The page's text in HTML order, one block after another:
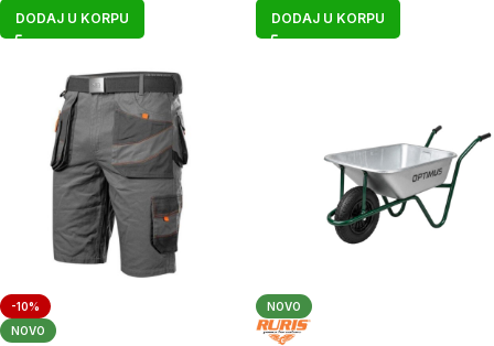
DODAJ U KORPU DODAJ U KORPU
-10%
NOVO
NOVO